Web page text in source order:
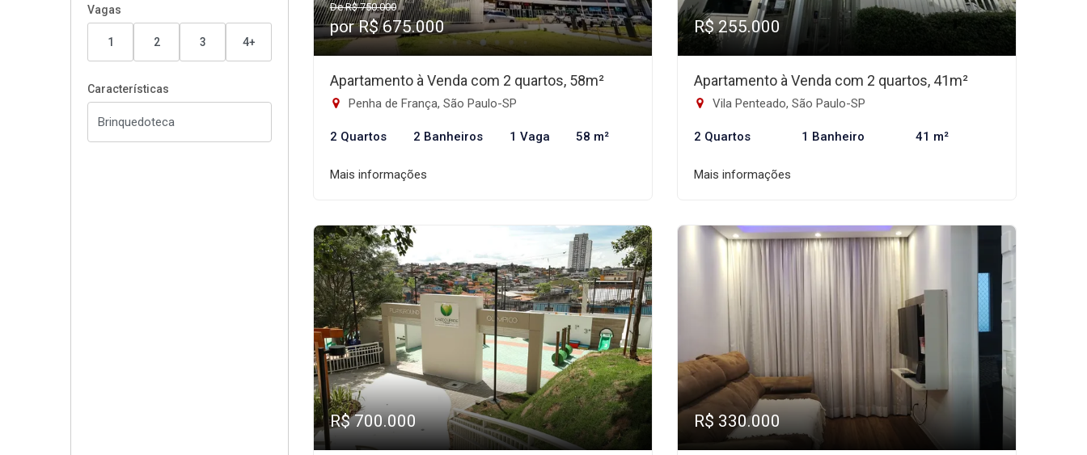
Vagas
1 2 3 4+
Características
De R$ 750.000
por R$ 675.000
Apartamento à Venda com 2 quartos, 58m²
Penha de França, São Paulo-SP
2 Quartos 2 Banheiros 1 Vaga 58 m²
Mais informações
R$ 255.000
Apartamento à Venda com 2 quartos, 41m²
Vila Penteado, São Paulo-SP
2 Quartos 1 Banheiro 41 m²
Mais informações
R$ 700.000 R$ 330.000